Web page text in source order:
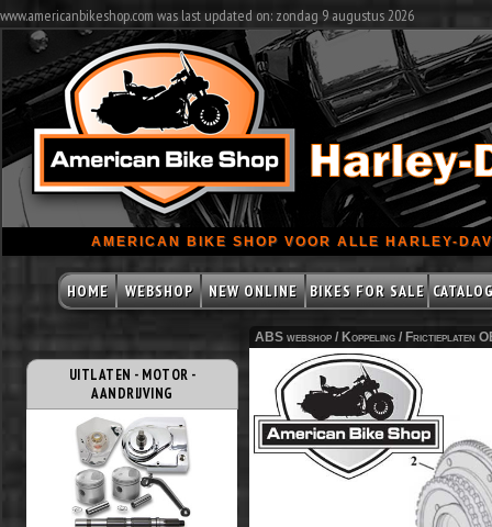
www.americanbikeshop.com was last updated on: zondag 9 augustus 2026
AMERICAN BIKE SHOP VOOR ALLE HARLEY-
HOME WEBSHOP NEW ONLINE BIKES FOR SALE
UITLATEN - MOTOR -
AANDRIJVING
ABS webshop / Koppeling / Frictieplaten